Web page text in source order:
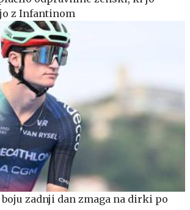
z Infantinom
zadnji dan zmaga na dirki po